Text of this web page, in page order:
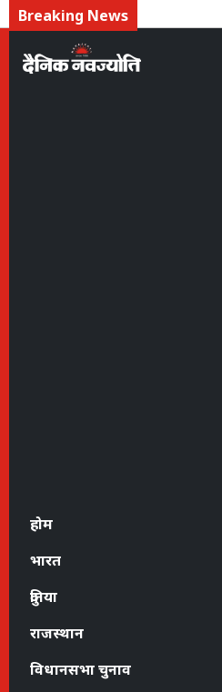
Breaking News
होम
भारत
दुनिया
राजस्थान
विधानसभा चुनाव